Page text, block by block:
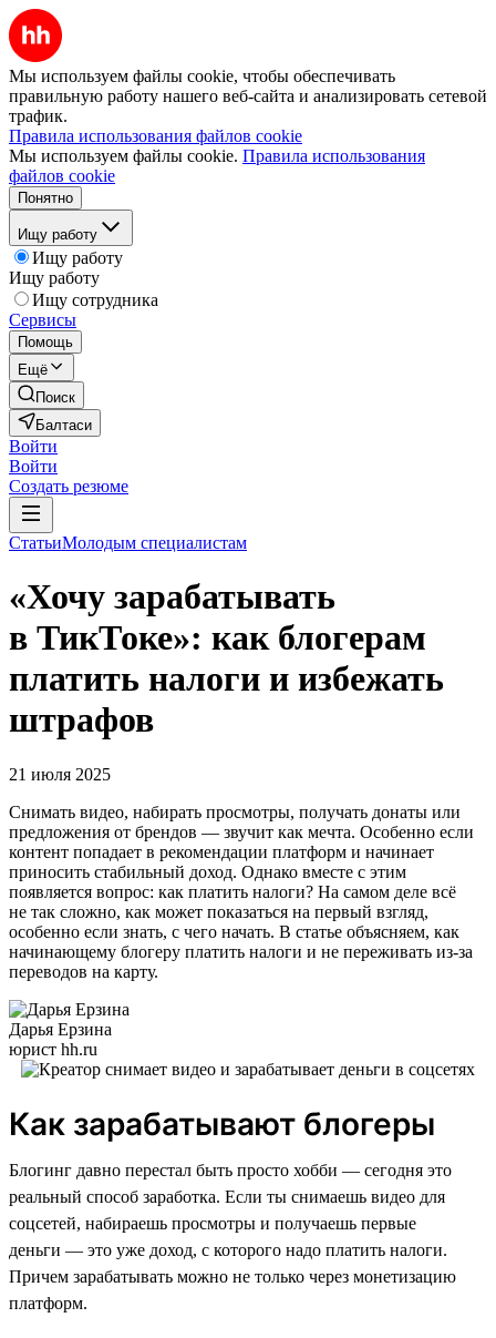
Мы используем файлы cookie, чтобы обеспечивать
правильную работу нашего веб-сайта и анализировать сетевой
трафик.
Правила использования файлов cookie
Мы используем файлы cookie. Правила использования
файлов cookie
Понятно
Ищу работу
Ищу работу
Ищу работу
Ищу сотрудника
Сервисы
Помощь
Ещё
Поиск
Балтаси
Войти
Войти
Создать резюме
СтатьиМолодым специалистам
«Хочу зарабатывать
в ТикТоке»: как блогерам
платить налоги и избежать
штрафов
21 июля 2025
Снимать видео, набирать просмотры, получать донаты или
предложения от брендов — звучит как мечта. Особенно если
контент попадает в рекомендации платформ и начинает
приносить стабильный доход. Однако вместе с этим
появляется вопрос: как платить налоги? На самом деле всё
не так сложно, как может показаться на первый взгляд,
особенно если знать, с чего начать. В статье объясняем, как
начинающему блогеру платить налоги и не переживать из-за
переводов на карту.
Дарья Ерзина
юрист hh.ru
Как зарабатывают блогеры
Блогинг давно перестал быть просто хобби — сегодня это
реальный способ заработка. Если ты снимаешь видео для
соцсетей, набираешь просмотры и получаешь первые
деньги — это уже доход, с которого надо платить налоги.
Причем зарабатывать можно не только через монетизацию
платформ.